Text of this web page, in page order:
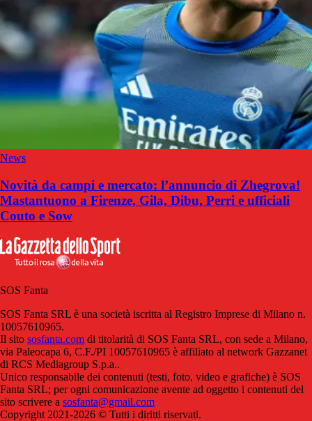
News
Novità da campi e mercato: l’annuncio di Zhegrova!
Mastantuono a Firenze, Gila, Dibu, Perri e ufficiali
Couto e Sow
SOS Fanta
SOS Fanta SRL è una società iscritta al Registro Imprese di Milano n.
10057610965.
Il sito sosfanta.com di titolarità di SOS Fanta SRL, con sede a Milano,
via Paleocapa 6, C.F./PI 10057610965 è affiliato al network Gazzanet
di RCS Mediagroup S.p.a..
Unico responsabile dei contenuti (testi, foto, video e grafiche) è SOS
Fanta SRL; per ogni comunicazione avente ad oggetto i contenuti del
sito scrivere a sosfanta@gmail.com
Copyright 2021-2026 © Tutti i diritti riservati.